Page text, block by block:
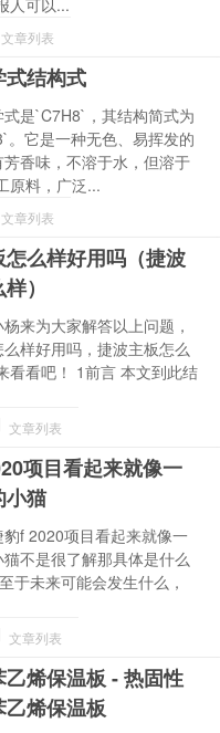
人可以...
文章列表
式结构式
是`C7H8`，其结构简式为
。它是一种无色、易挥发的
香味，不溶于水，但溶于
原料，广泛...
文章列表
怎么样好用吗（捷波
）
来为大家解答以上问题，
样好用吗，捷波主板怎么
看看吧！ 1前言 本文到此结
文章列表
项目看起来就像一
小猫
f 2020项目看起来就像一
猫不是很了解那具体是什么
于未来可能会发生什么，
文章列表
乙烯保温板 - 热固性
乙烯保温板